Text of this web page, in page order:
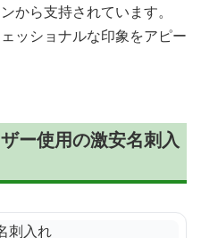
から支持されています。
ッショナルな印象をアピー
ー使用の激安名刺入